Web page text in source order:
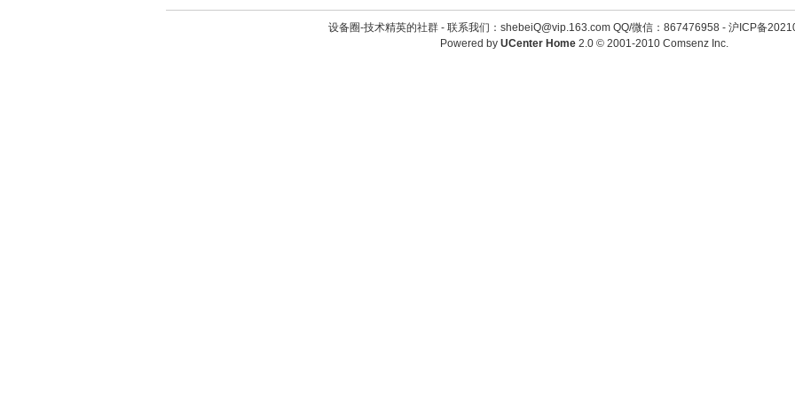
设备圈-技术精英的社群 - 联系我们：shebeiQ@vip.163.com QQ/微信：867476958- 沪ICP备
Powered by UCenter Home 2.0© 2001-2010 Comsenz Inc.